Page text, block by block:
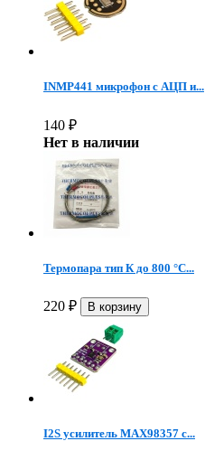
INMP441 микрофон c АЦП и...
140 ₽
Нет в наличии
Термопара тип К до 800 °C...
220 ₽
I2S усилитель MAX98357 с...